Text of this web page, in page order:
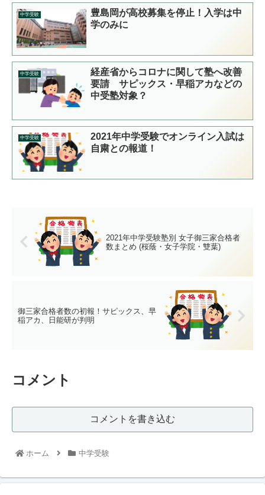
中学受験
豊島岡が高校募集を停止！入学は中
学のみに
中学受験
経産省からコロナに関して塾へ改善
要請 サピックス・早稲アカなどの
中受塾対象？
中学受験
2021年中学受験でオンライン入試は
自粛との報道！
2021年中学受験塾別 女子御三家合格者
数まとめ (桜蔭・女子学院・雙葉)
御三家合格者数の初報！サピックス、早
稲アカ、日能研が判明
コメント
コメントを書き込む
ホーム 中学受験